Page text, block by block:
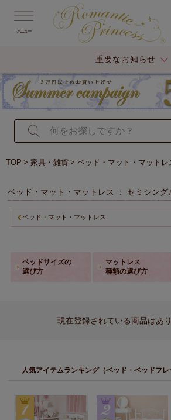
メニュー
重要なお知らせ
TOP 家具・雑貨 ベッド・マット・マットレ
ベッド・マット・マットレス ： セミシング
ベッド・マット・マットレス
ベッドサイズの
選び方
マットレス
種類の選び方
現在登録されている商品はあり
人気アイテムランキング（ベッド・ベッドフレ